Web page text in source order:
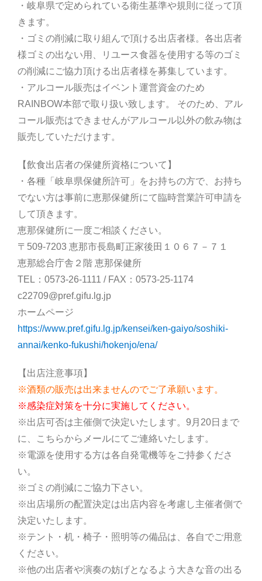
・岐阜県で定められている衛生基準や規則に従って頂
きます。
・ゴミの削減に取り組んで頂ける出店者様。各出店者
様ゴミの出ない用、リユース食器を使用する等のゴミ
の削減にご協力頂ける出店者様を募集しています。
・アルコール販売はイベント運営資金のため
RAINBOW本部で取り扱い致します。 そのため、アル
コール販売はできませんがアルコール以外の飲み物は
販売していただけます。
【飲食出店者の保健所資格について】
・各種「岐阜県保健所許可」をお持ちの方で、お持ち
でない方は事前に恵那保健所にて臨時営業許可申請を
して頂きます。
恵那保健所に一度ご相談ください。
〒509-7203 恵那市長島町正家後田１０６７－７１
恵那総合庁舎２階 恵那保健所
TEL：0573-26-1111 / FAX：0573-25-1174
c22709@pref.gifu.lg.jp
ホームページ
https://www.pref.gifu.lg.jp/kensei/ken-gaiyo/soshiki-
annai/kenko-fukushi/hokenjo/ena/
【出店注意事項】
※酒類の販売は出来ませんのでご了承願います。
※感染症対策を十分に実施してください。
※出店可否は主催側で決定いたします。9月20日まで
に、こちらからメールにてご連絡いたします。
※電源を使用する方は各自発電機等をご持参くださ
い。
※ゴミの削減にご協力下さい。
※出店場所の配置決定は出店内容を考慮し主催者側で
決定いたします。
※テント・机・椅子・照明等の備品は、各自でご用意
ください。
※他の出店者や演奏の妨げとなるよう大きな音の出る